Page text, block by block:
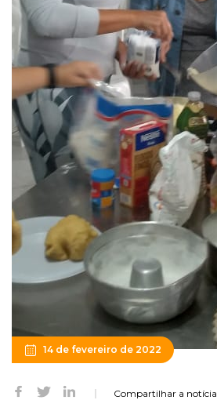
14 de fevereiro de 2022
Compartilhar a notícia